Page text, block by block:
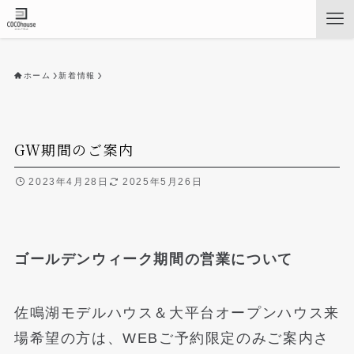
ホーム 新着情報
GW期間のご案内
2023年4月28日 2025年5月26日
ゴールデンウィーク期間の営業について
佐鳴湖モデルハウス＆大平台オープンハウス来
場希望の方は、WEBご予約限定のみご案内さ